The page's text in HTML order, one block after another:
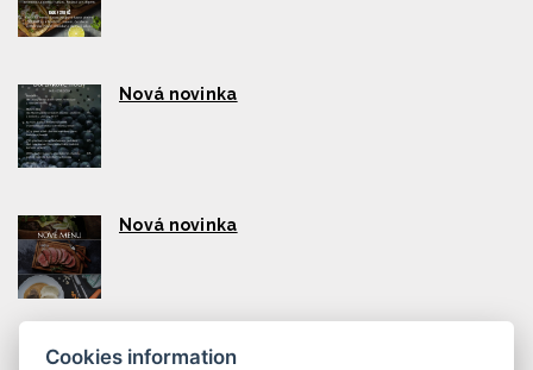
Nová novinka
Nová novinka
Cookies information